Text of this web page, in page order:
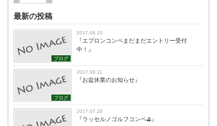
最新の投稿
ブログ
2017.08.20
『エプロンコンペまだまだエントリー受付
中！』
ブログ
2017.08.11
『お盆休業のお知らせ』
2017.07.28
『ラッセルノゴルフコンペ⛳️』